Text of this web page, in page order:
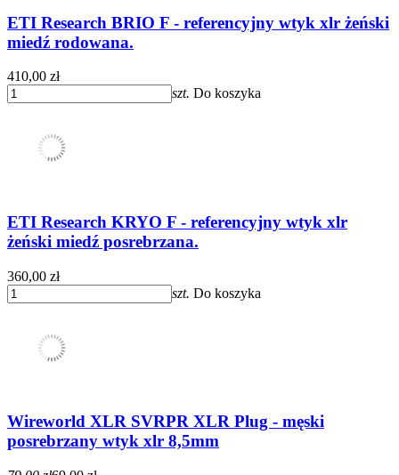
ETI Research BRIO F - referencyjny wtyk xlr żeński
miedź rodowana.
410,00 zł
szt. Do koszyka
ETI Research KRYO F - referencyjny wtyk xlr
żeński miedź posrebrzana.
360,00 zł
szt. Do koszyka
Wireworld XLR SVRPR XLR Plug - męski
posrebrzany wtyk xlr 8,5mm